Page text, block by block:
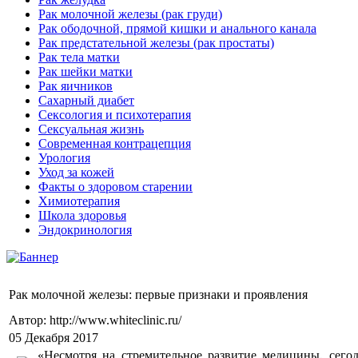
Рак молочной железы (рак груди)
Рак ободочной, прямой кишки и анального канала
Рак предстательной железы (рак простаты)
Рак тела матки
Рак шейки матки
Рак яичников
Сахарный диабет
Сексология и психотерапия
Сексуальная жизнь
Современная контрацепция
Урология
Уход за кожей
Факты о здоровом старении
Химиoтерапия
Школа здоровья
Эндокринология
Рак молочной железы: первые признаки и проявления
Автор: http://www.whiteclinic.ru/
05 Декабря 2017
«Несмотря на стремительное развитие медицины,